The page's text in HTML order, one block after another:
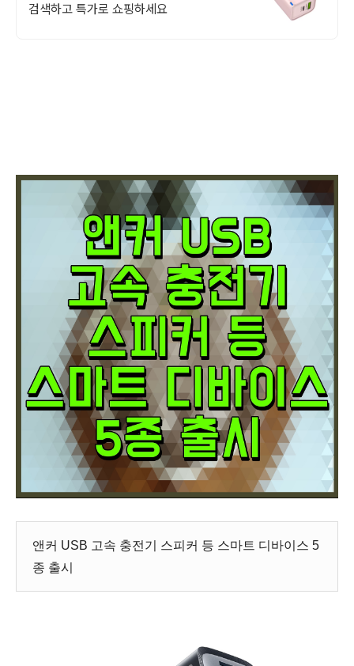
검색하고 특가로 쇼핑하세요
앤커 USB 고속 충전기 스피커 등 스마트 디바이스 5
종 출시